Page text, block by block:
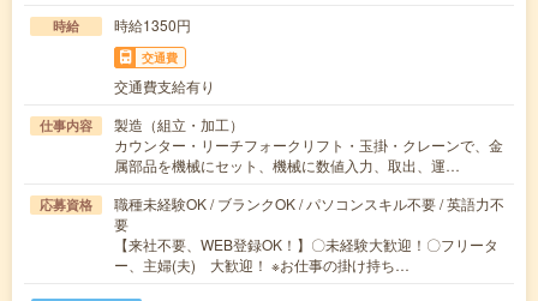
時給 時給1350円
交通費
交通費支給有り
仕事内容
製造（組立・加工）
カウンター・リーチフォークリフト・玉掛・クレーンで、金
属部品を機械にセット、機械に数値入力、取出、運…
応募資格
職種未経験OK / ブランクOK / パソコンスキル不要 / 英語力不
要
【来社不要、WEB登録OK！】〇未経験大歓迎！〇フリータ
ー、主婦(夫) 大歓迎！ ※お仕事の掛け持ち…